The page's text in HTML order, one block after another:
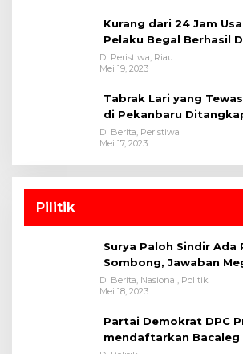
Kurang dari 24 Jam
Pelaku Begal Berhasil
Satreskrim Polres
Di Peristiwa, Riau
Mei 19, 2023
Tabrak Lari yang
di Pekanbaru
Di Berita, Peristiwa
Mei 17, 2023
Pilitik
Surya Paloh Sindir Ada
Sombong, Jawaban
Di Berita, Nasional, Politik
Mei 18, 2023
Partai Demokrat DPC
mendaftarkan Bacaleg